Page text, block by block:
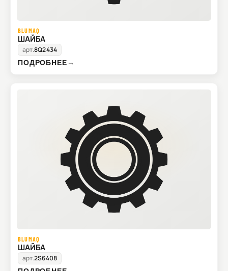
BLUMAQ
ШАЙБА
арт.8Q2434
ПОДРОБНЕЕ→
BLUMAQ
ШАЙБА
арт.2S6408